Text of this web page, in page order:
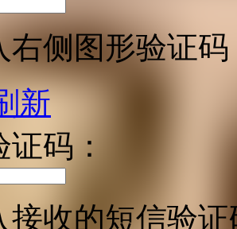
右侧图形验证码
新
码：
接收的短信验证